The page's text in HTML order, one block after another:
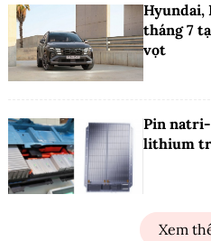
Hyundai,
tháng 7
vọt
Pin
lithium
Xem